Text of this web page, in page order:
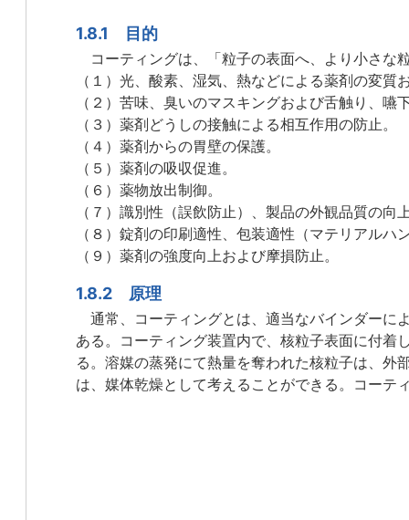
1.8.1 目的
コーティングは、「粒子の表面へ、より小さな
（１）光、酸素、湿気、熱などによる薬剤の変
（２）苦味、臭いのマスキングおよび舌触り、嚥
（３）薬剤どうしの接触による相互作用の防止。
（４）薬剤からの胃壁の保護。
（５）薬剤の吸収促進。
（６）薬物放出制御。
（７）識別性（誤飲防止）、製品の外観品質の向
（８）錠剤の印刷適性、包装適性（マテリアルハ
（９）薬剤の強度向上および摩損防止。
1.8.2 原理
通常、コーティングとは、適当なバインダーに
ある。コーティング装置内で、核粒子表面に付着
る。溶媒の蒸発にて熱量を奪われた核粒子は、
は、媒体乾燥として考えることができる。コーテ